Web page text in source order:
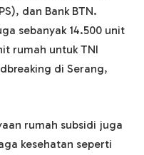
dan Bank BTN.
sebanyak 14.500 unit
rumah untuk TNI
di Serang,
rumah subsidi juga
kesehatan seperti